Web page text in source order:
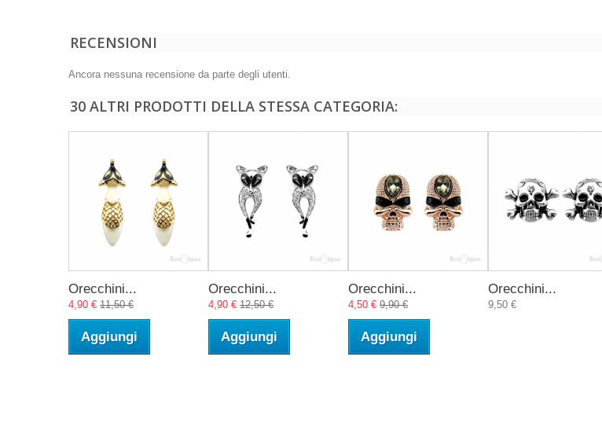
RECENSIONI
Ancora nessuna recensione da parte degli utenti.
30 ALTRI PRODOTTI DELLA STESSA CATEGORIA:
Orecchini...
4,90 € 11,50 €
Aggiungi
Orecchini...
4,90 € 12,50 €
Aggiungi
Orecchini...
4,50 € 9,90 €
Aggiungi
Orecchini...
9,50 €